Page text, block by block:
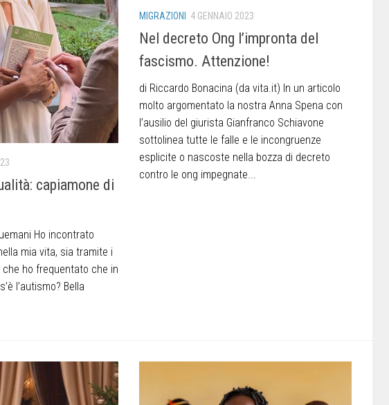
capiamone di
Ho incontrato
mia vita, sia tramite i
ho frequentato che in
l’autismo? Bella
MIGRAZIONI 4 GENNAIO 2023
Nel decreto Ong l’impronta del
fascismo. Attenzione!
di Riccardo Bonacina (da vita.it) In un articolo
molto argomentato la nostra Anna Spena con
l’ausilio del giurista Gianfranco Schiavone
sottolinea tutte le falle e le incongruenze
esplicite o nascoste nella bozza di decreto
contro le ong impegnate...